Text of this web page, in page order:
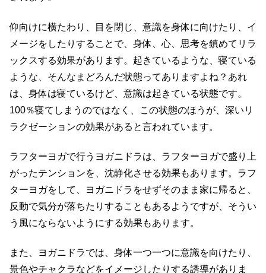
仰向けに横たわり、目を閉じ、意識を身体に向けたり、イ
メージをしたりすることで、身体、心、思考を鎮めてリラ
ックスする効果があります。起きているような、寝ている
ような、そんなまどろんだ状態ってありますよね？あれ
は、身体は寝ているけど、意識は起きている状態です。
100％寝てしまうのではなく、この状態のほうが、深いリ
ラクゼーションの効果があると言われています。
ラフターヨガで行うヨガニドラは、ラフターヨガで盛り上
がったテンションを、沈静化させる効果もあります。ラフ
ターヨガをして、ヨガニドラをせずそのまま家に帰ると、
反動で気分が落ちたりすることもあるようですが、そうい
う風にならないようにする効果もあります。
また、ヨガニドラでは、身体一つ一つに意識を向けたり、
景色やチャクラなどをイメージしたりする誘導がありま